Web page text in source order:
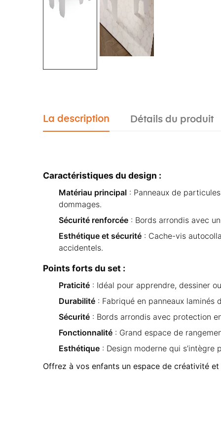
La description Détails du produit
Caractéristiques du design :
Matériau principal : Panneaux de
dommages.
Sécurité renforcée : Bords arrondis avec
Esthétique et sécurité : Cache-vis
accidentels.
Points forts du set :
Praticité : Idéal pour apprendre, dessiner
Durabilité : Fabriqué en panneaux
Sécurité : Bords arrondis avec protection
Fonctionnalité : Grand espace de
Esthétique : Design moderne qui s’intègre
Offrez à vos enfants un espace de créativité